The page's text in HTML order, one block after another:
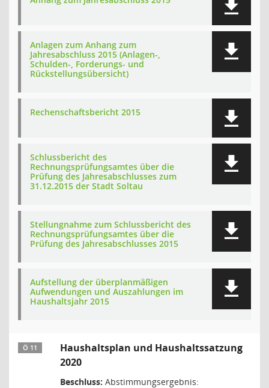
Anlagen zum Anhang zum
Jahresabschluss 2015 (Anlagen-,
Schulden-, Forderungs- und
Rückstellungsübersicht)
Rechenschaftsbericht 2015
Schlussbericht des
Rechnungsprüfungsamtes über die
Prüfung des Jahresabschlusses zum
31.12.2015 der Stadt Soltau
Stellungnahme zum Schlussbericht des
Rechnungsprüfungsamtes über die
Prüfung des Jahresabschlusses 2015
Aufstellung der überplanmäßigen
Aufwendungen und Auszahlungen im
Haushaltsjahr 2015
Ö 11
Haushaltsplan und Haushaltssatzung
2020
Beschluss: Abstimmungsergebnis: